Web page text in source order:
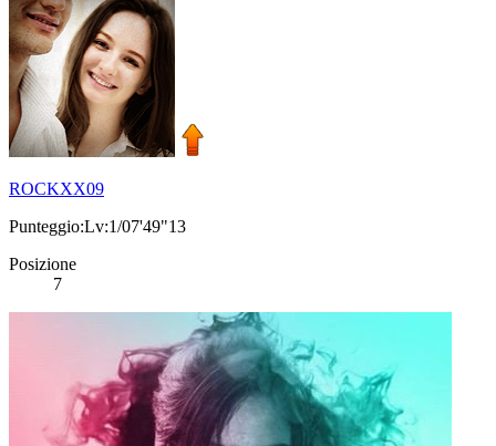
ROCKXX09
Punteggio:Lv:1/07'49"13
Posizione
7